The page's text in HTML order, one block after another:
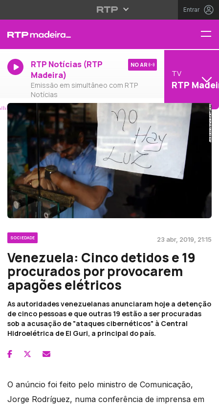
Entrar
RTP Notícias (RTP
Madeira)
Emissão em simultâneo com RTP
Notícias
NO AR
TV
RTP
SOCIEDADE 23 abr, 2019, 21:15
Venezuela: Cinco detidos e 19
procurados por provocarem
apagões elétricos
As autoridades venezuelanas anunciaram hoje a detenção
de cinco pessoas e que outras 19 estão a ser procuradas
sob a acusação de "ataques cibernéticos" à Central
Hidroelétrica de El Guri, a principal do país.
O anúncio foi feito pelo ministro de Comunicação,
Jorge Rodríguez, numa conferência de imprensa em